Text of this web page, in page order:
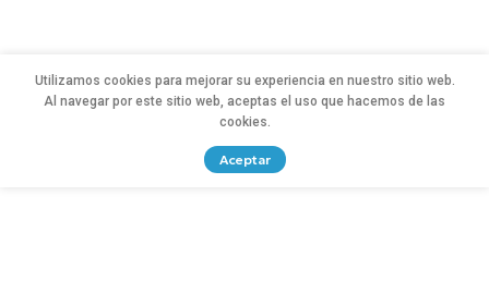
Utilizamos cookies para mejorar su experiencia en nuestro sitio web.
Al navegar por este sitio web, aceptas el uso que hacemos de las
cookies.
Aceptar